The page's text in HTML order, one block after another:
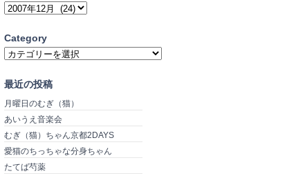
Archive
Category
Category
最近の投稿
月曜日のむぎ（猫）
あいうえ音楽会
むぎ（猫）ちゃん京都2DAYS
愛猫のちっちゃな分身ちゃん
たてば芍薬